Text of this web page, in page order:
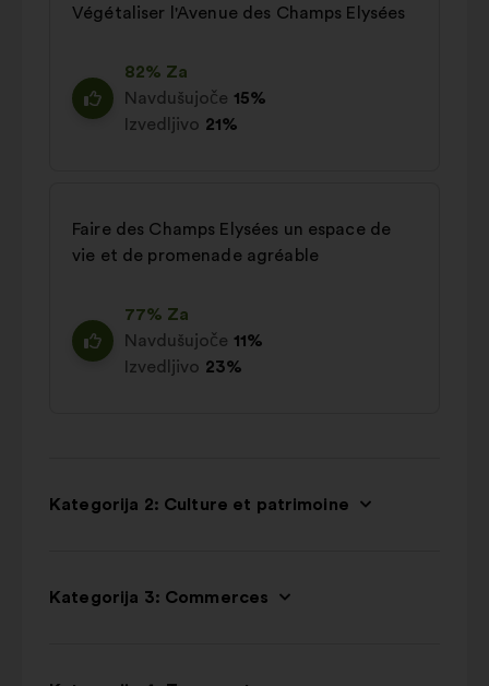
Végétaliser l'Avenue des Champs Elysées
82% Za
Navdušujoče 15%
Izvedljivo 21%
Faire des Champs Elysées un espace de
vie et de promenade agréable
77% Za
Navdušujoče 11%
Izvedljivo 23%
Kategorija 2: Culture et patrimoine
Kategorija 3: Commerces